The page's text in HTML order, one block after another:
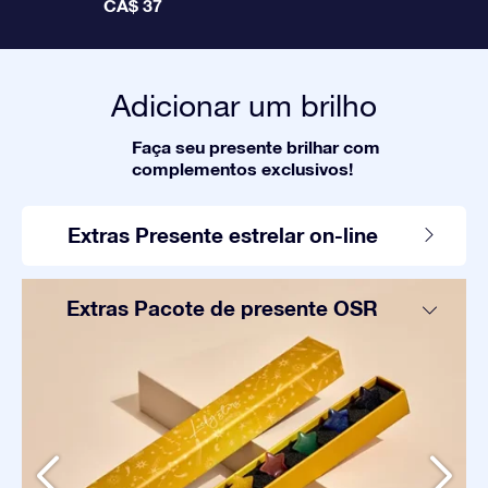
CA$ 37
Adicionar um brilho
Faça seu presente brilhar com
complementos exclusivos!
Extras Presente estrelar on-line
Extras Pacote de presente OSR